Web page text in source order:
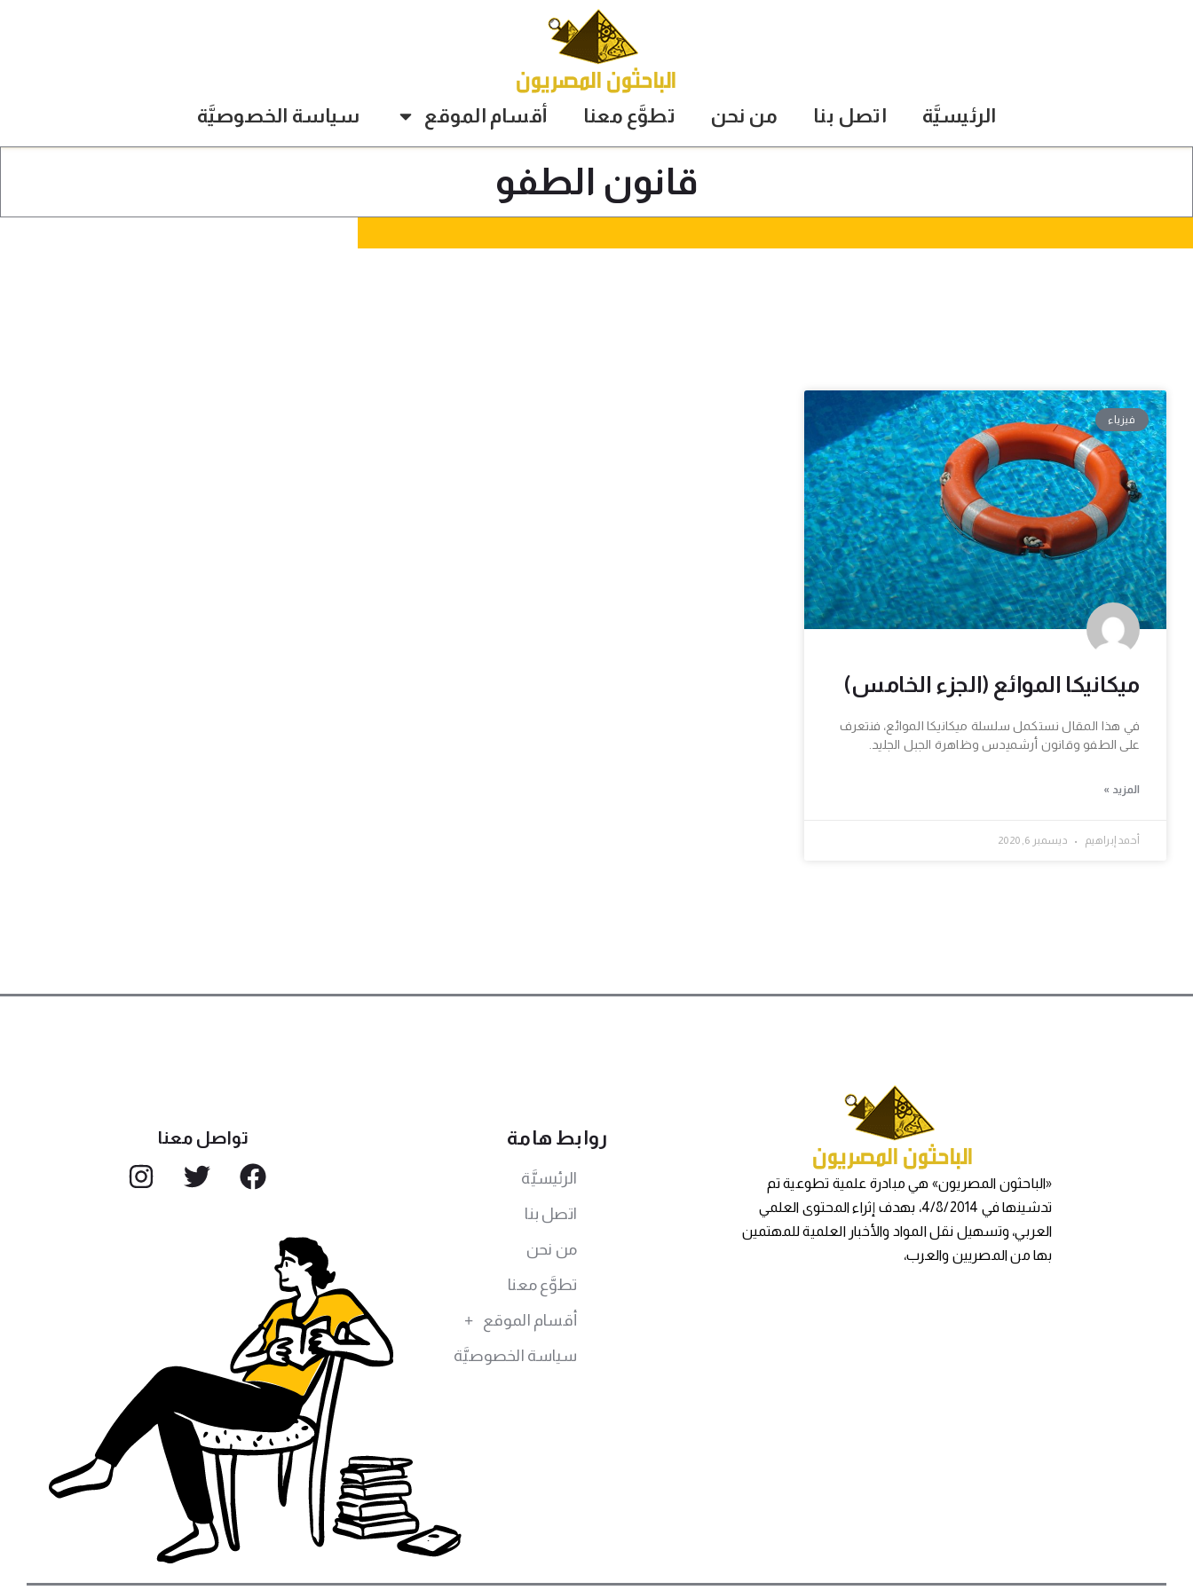
الرئيسيَّة اتصل بنا من نحن تطوَّع معنا أقسام الموقع سياسة الخصوصيَّة
قانون الطفو
فيزياء
ميكانيكا الموائع (الجزء الخامس)
في هذا المقال نستكمل سلسلة ميكانيكا الموائع، فنتعرف
على الطفو وقانون أرشميدس وظاهرة الجبل الجليد.
المزيد »
أحمد إبراهيم ديسمبر 6, 2020
«الباحثون المصريون» هي مبادرة علمية تطوعية تم
تدشينها في 4/8/2014، بهدف إثراء المحتوى العلمي
العربي، وتسهيل نقل المواد والأخبار العلمية للمهتمين
بها من المصريين والعرب،
روابط هامة
الرئيسيَّة
اتصل بنا
من نحن
تطوَّع معنا
أقسام الموقع
سياسة الخصوصيَّة
تواصل معنا